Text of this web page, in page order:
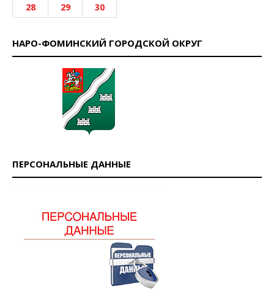
28
29 30
НАРО-ФОМИНСКИЙ ГОРОДСКОЙ ОКРУГ
ПЕРСОНАЛЬНЫЕ ДАННЫЕ